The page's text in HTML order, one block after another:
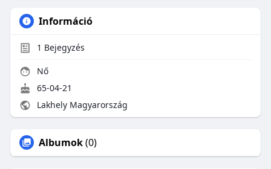
Információ
1 Bejegyzés
Nő
65-04-21
Lakhely Magyarország
Albumok(0)